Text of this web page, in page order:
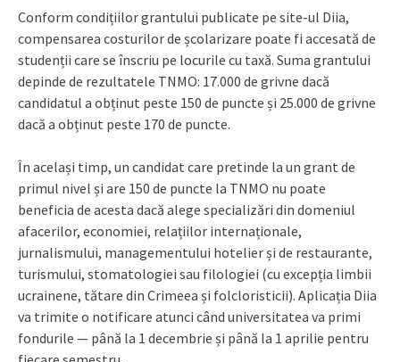
Conform condițiilor grantului publicate pe site-ul Diia,
compensarea costurilor de școlarizare poate fi accesată de
studenții care se înscriu pe locurile cu taxă. Suma grantului
depinde de rezultatele TNMO: 17.000 de grivne dacă
candidatul a obținut peste 150 de puncte și 25.000 de grivne
dacă a obținut peste 170 de puncte.
În același timp, un candidat care pretinde la un grant de
primul nivel și are 150 de puncte la TNMO nu poate
beneficia de acesta dacă alege specializări din domeniul
afacerilor, economiei, relațiilor internaționale,
jurnalismului, managementului hotelier și de restaurante,
turismului, stomatologiei sau filologiei (cu excepția limbii
ucrainene, tătare din Crimeea și folcloristicii). Aplicația Diia
va trimite o notificare atunci când universitatea va primi
fondurile — până la 1 decembrie și până la 1 aprilie pentru